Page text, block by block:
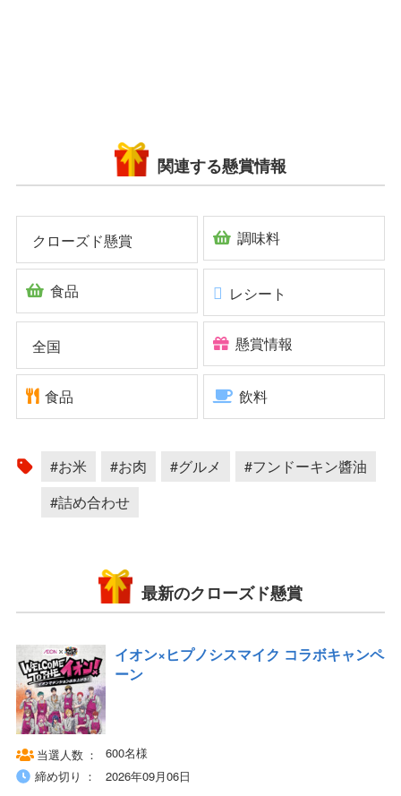
関連する懸賞情報
クローズド懸賞 調味料
食品 レシート
全国 懸賞情報
食品 飲料
#お米 #お肉 #グルメ
#フンドーキン醬油
#詰め合わせ
最新のクローズド懸賞
イオン×ヒプノシスマイク コラボキャンペ
ーン
当選人数
600名様
締め切り
2026年09月06日